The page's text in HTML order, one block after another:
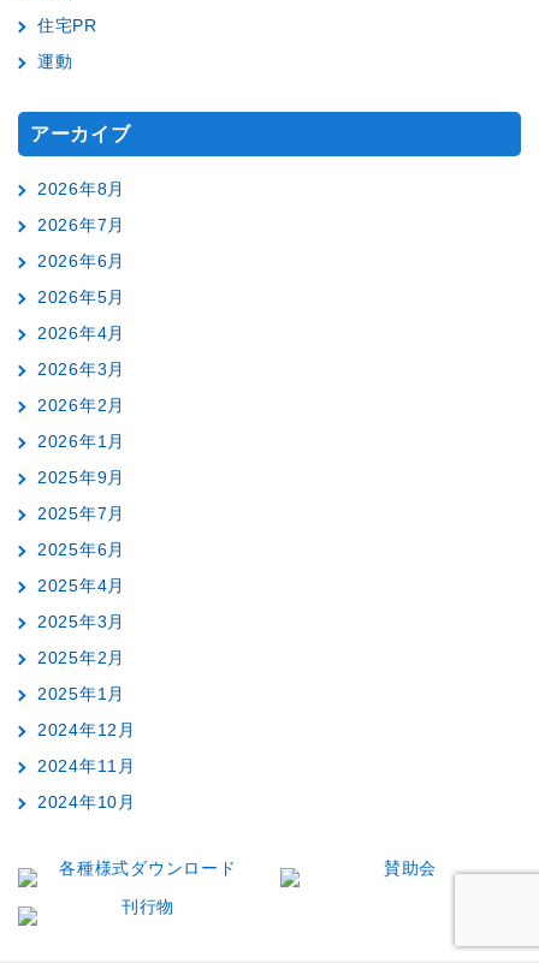
住宅PR
運動
アーカイブ
2026年8月
2026年7月
2026年6月
2026年5月
2026年4月
2026年3月
2026年2月
2026年1月
2025年9月
2025年7月
2025年6月
2025年4月
2025年3月
2025年2月
2025年1月
2024年12月
2024年11月
2024年10月